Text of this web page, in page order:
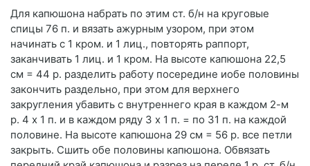
Для капюшона набрать по этим ст. б/н на круговые
спицы 76 п. и вязать ажурным узором, при этом
начинать с 1 кром. и 1 лиц., повторять раппорт,
заканчивать 1 лиц. и 1 кром. На высоте капюшона 22,5
см = 44 р. разделить работу посередине иобе половины
закончить раздельно, при этом для верхнего
закругления убавить с внутреннего края в каждом 2-м
р. 4 х 1 п. и в каждом ряду 3 х 1 п. = по 31 п. на каждой
половине. На высоте капюшона 29 см = 56 р. все петли
закрыть. Сшить обе половины капюшона. Обвязать